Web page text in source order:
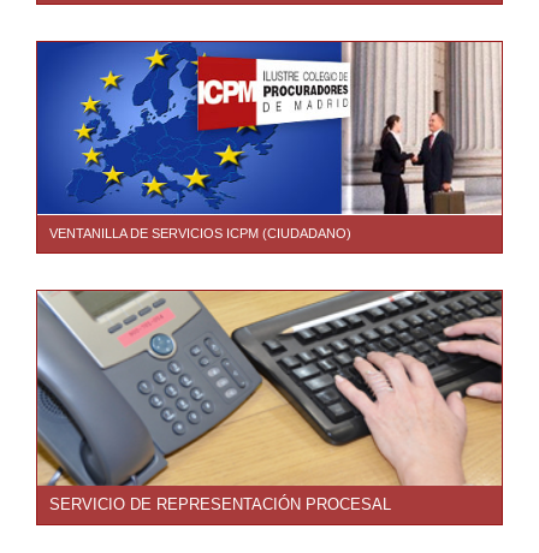
VENTANILLA DE SERVICIOS ICPM (CIUDADANO)
SERVICIO DE REPRESENTACIÓN PROCESAL